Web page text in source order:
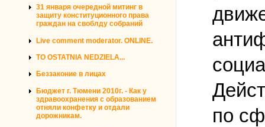
31 января очередной митинг в
защиту конституционного права
граждан на своблду собраний
Live comment moderator. ONLINE.
TO OSTATNIA NEDZIELA...
Беззаконие в лицах
Бюджет г. Тюмени 2010г. - Как у
здравоохранения с образованием
отняли конфетку и отдали
дорожникам.
по